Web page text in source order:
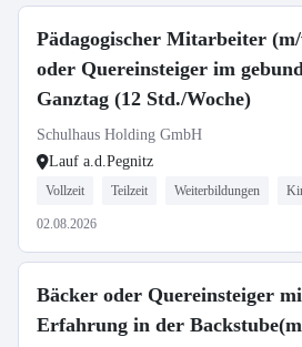
Pädagogischer Mitarbeiter
oder Quereinsteiger im
Ganztag (12 Std./Woche)
Schulhaus Holding GmbH
Lauf a.d.Pegnitz
Vollzeit Teilzeit Weiterbildungen
02.08.2026
Bäcker oder Quereinsteiger
Erfahrung in der